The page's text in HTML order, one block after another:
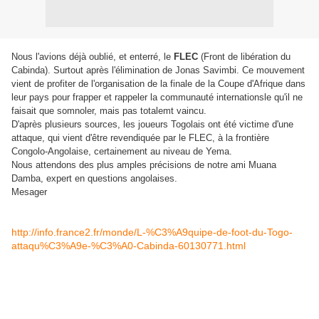
Nous l'avions déjà oublié, et enterré, le FLEC (Front de libération du
Cabinda). Surtout après l'élimination de Jonas Savimbi. Ce mouvement
vient de profiter de l'organisation de la finale de la Coupe d'Afrique dans
leur pays pour frapper et rappeler la communauté internationsle qu'il ne
faisait que somnoler, mais pas totalemt vaincu.
D'après plusieurs sources, les joueurs Togolais ont été victime d'une
attaque, qui vient d'être revendiquée par le FLEC, à la frontière
Congolo-Angolaise, certainement au niveau de Yema.
Nous attendons des plus amples précisions de notre ami Muana
Damba, expert en questions angolaises.
Mesager
http://info.france2.fr/monde/L-%C3%A9quipe-de-foot-du-Togo-
attaqu%C3%A9e-%C3%A0-Cabinda-60130771.html